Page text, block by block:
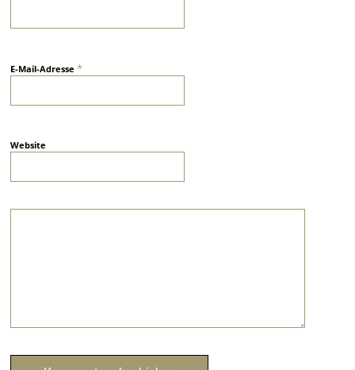
E-Mail-Adresse*
Website